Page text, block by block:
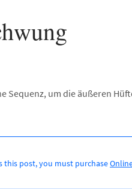
Sequenz, um die äußeren
this post, you must purchase